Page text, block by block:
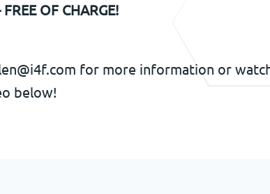
OF CHARGE!
for more information or
below!